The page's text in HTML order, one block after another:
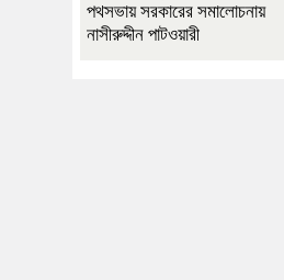
পথসভায় সরকারের সমালোচনায়
নাসীরুদ্দীন পাটওয়ারী